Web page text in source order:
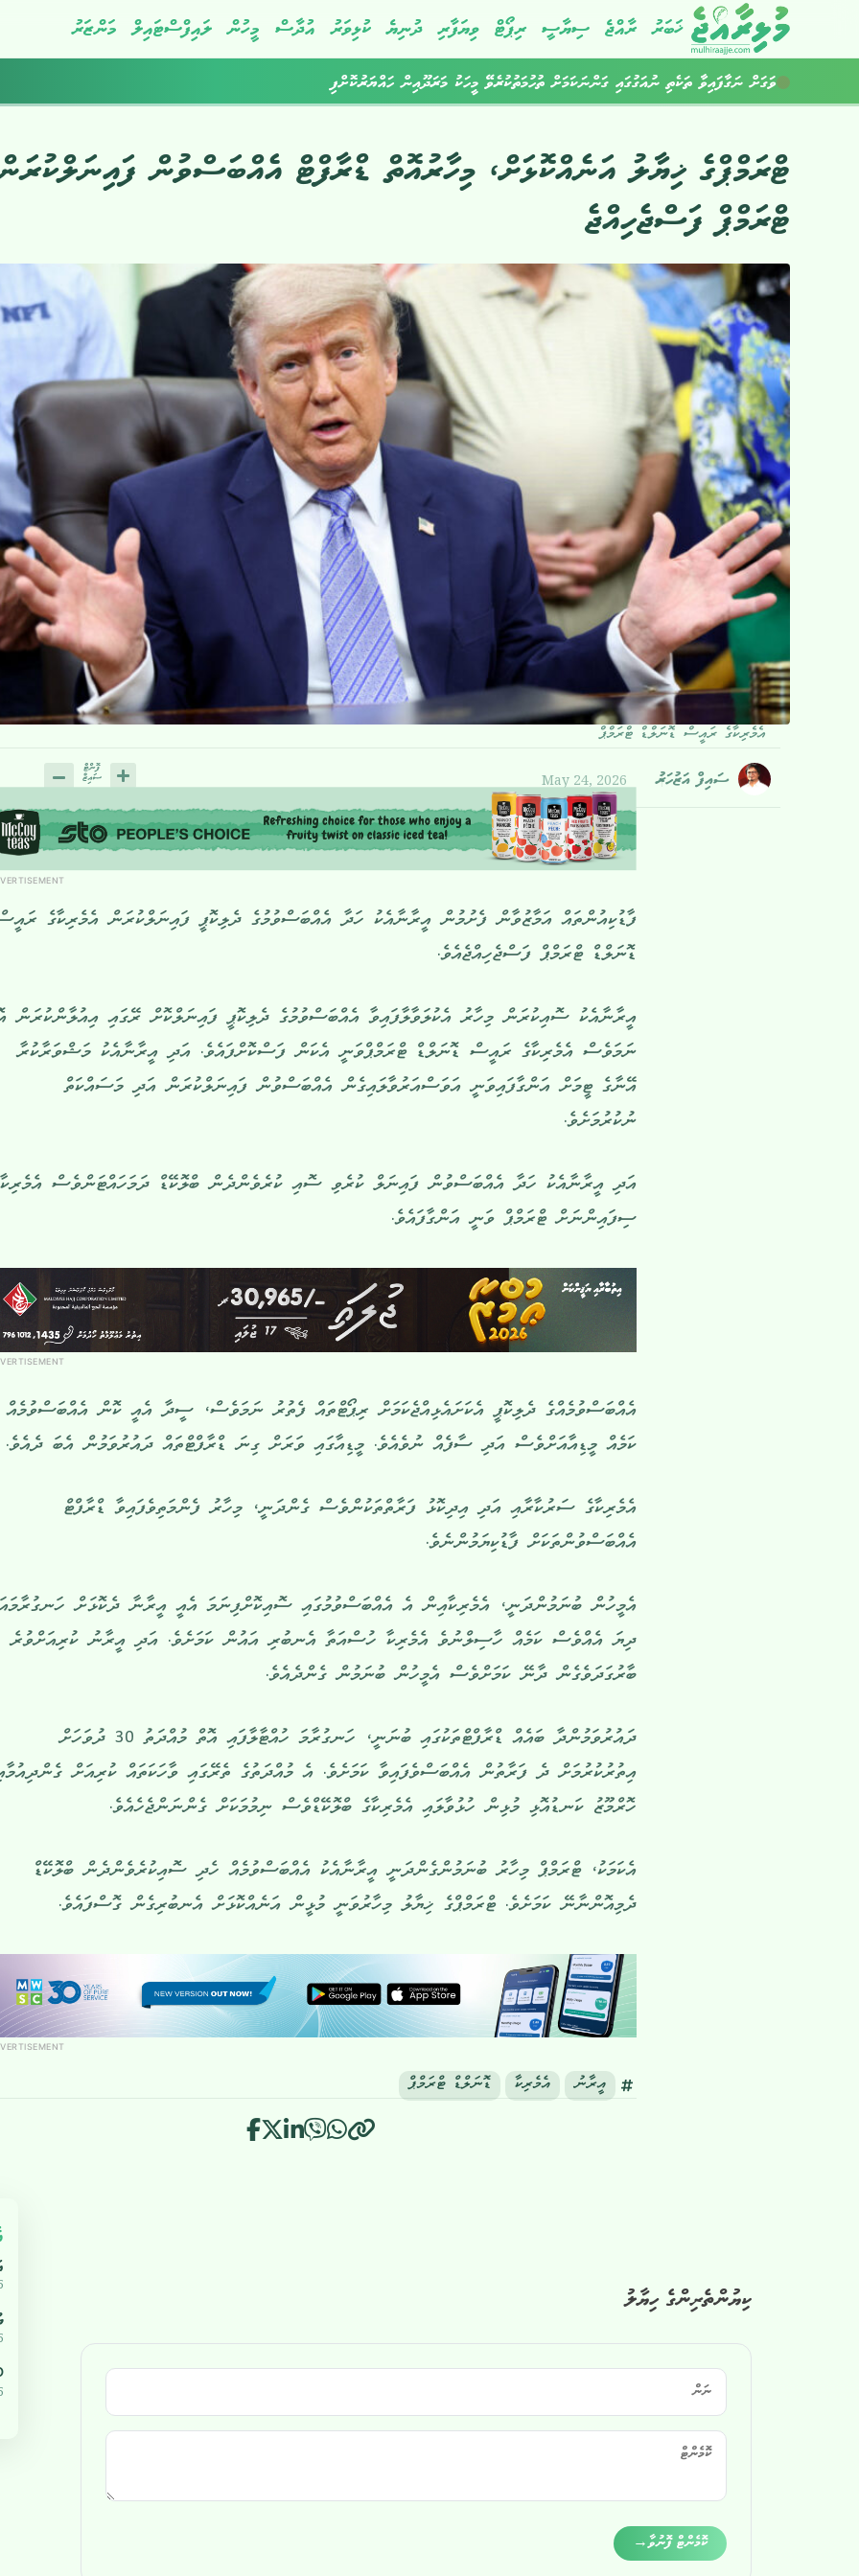
ޚަބަރު ރާއްޖެ ސިޔާސީ ރިޕޯޓް ވިޔަފާރި ދުނިޔެ ކުޅިވަރު އުދާސް މީހުން ލައިފްސްޓައިލް މަންޒަރު
ރާއްޖެ އެތެރެކުރަން އުޅުނު 800 ވޭޕް ކާޓްރިޖް އަތުލައިގެންފި
ވަގަށް ނަގާފައިވާ ތަކެތި ނުއަގުގައި ގަންނަކަމަށް ތުހުމަތުކުރެވޭ މީހަކު މަރަދޫއިން ހައްޔަރުކޮށްފި
ޓްރަމްޕްގެ ޚިޔާލު އަނެއްކޮޅަށް، މިހާރުއޮތް ޑްރާފްޓް އެއްބަސްވުން
ޓްރަމްޕް ފަސްޖެހިއްޖެ
އެމެރިކާގެ ރައީސް ޑޮނަލްޑް ޓްރަމްޕް
ސައިފް އަޒުހަރު May 24, 2026
ފާޑުކިއުންތައް އަމާޒުވާން ފެށުމުން އީރާނާއެކު ހަދާ އެއްބަސްވުމުގެ ދެލިކޮޕީ ފައިނަލްކުރަން އެމެރިކާގެ
ޑޮނަލްޑް ޓްރަމްޕް ފަސްޖެހިއްޖެއެވެ.
އީރާނާއެކު ސޮއިކުރަން މިހާރު އެކުލަވާލާފައިވާ އެއްބަސްވުމުގެ ދެލިކޮޕީ ފައިނަލްކޮށް ރޭގައި އިއުލާންކުރަން
ނަމަވެސް އެމެރިކާގެ ރައީސް ޑޮނަލްޑް ޓްރަމްޕްވަނީ އެކަން ފަސްކޮށްފައެވެ. އަދި އީރާނާއެކު މަޝްވަރާކުރާ
އޭނާގެ ޓީމަށް އަންގާފައިވަނީ އަވަސްއަރުވާލައިގެން އެއްބަސްވުން ފައިނަލްކުރަން އަދި މަސައްކަތް
ނުކުރުމަށެވެ.
އަދި އީރާނާއެކު ހަދާ އެއްބަސްވުން ފައިނަލް ކުރެވި ސޮއި ކުރެވެންދެން ބްލޮކޭޑް ދަމަހައްޓަންވެސް އެމެރިކާ
ސިފައިންނަށް ޓްރަމްޕް ވަނީ އަންގާފައެވެ.
އެއްބަސްވުމެއްގެ ދެލިކޮޕީ އެކަށައެޅިއްޖެކަމަށް ރިޕޯޓްތައް ފެތުރު ނަމަވެސް، ސީދާ އެއީ ކޮން އެއްބަސްވުމެއް
ކަމެއް މީޑިއާއަށްވެސް އަދި ސާފެއް ނުވެއެވެ. މީޑިއާގައި ވަރަށް ގިނަ ޑްރާފްޓްތައް ދައުރުވަމުން އެބަ ދެއެވެ.
އެމެރިކާގެ ސަރުކާރާއި އަދި އިދިކޮޅު ފަރާތްތަކުންވެސް ގެންދަނީ، މިހާރު ފެންމަތިވެފައިވާ ޑްރާފްޓް
އެއްބަސްވުންތަކަށް ފާޑުކިޔަމުންނެވެ.
އެމީހުން ބުނަމުންދަނީ، އެމެރިކާއިން އެ އެއްބަސްވުމުގައި ސޮއިކޮށްފިނަމަ އެއީ އީރާނާ ދެކޮޅަށް
ދިޔަ އެއްވެސް ކަމެއް ހާސިލްނުވެ އެމެރިކާ ހުސްއަތާ އެނބުރި އައުން ކަމަށެވެ. އަދި އީރާނު ކުރިއަށްވުރެ
ބާރުގަދަވެގެން ދާނޭ ކަމަށްވެސް އެމީހުން ބުނަމުން ގެންދެއެވެ.
ދައުރުވަމުންދާ ބައެއް ޑްރާފްޓްތަކުގައި ބުނަނީ، ހަނގުރާމަ ހުއްޓާލާފައި އޮތް މުއްދަތު 30 ދުވަހަށް
އިތުރުކުރުމަށް ދެ ފަރާތުން އެއްބަސްވެފައިވާ ކަމަށެވެ. އެ މުއްދަތުގެ ތެރޭގައި ވާހަކަތައް ކުރިއަށް
ހޮރްމޫޒު ކަނޑުއޮޅި މުޅިން ހުޅުވާލައި އެމެރިކާގެ ބްލޮކޭޑްވެސް ނިމުމަކަށް ގެންނަންޖެހެއެވެ.
އެކަމަކު، ޓްރަމްޕް މިހާރު ބުނަމުންގެންދަނީ އީރާނާއެކު އެއްބަސްވުމެއް ހެދި ސޮއިކުރެވެންދެން ބްލޮކޭޑް
ދެމިއޮންނާނޭ ކަމަށެވެ. ޓްރަމްޕްގެ ޚިޔާލު މިހާރުވަނީ މުޅީން އަނެއްކޮޅަށް އެނބުރިގެން ގޮސްފައެވެ.
އީރާނު އެމެރިކާ ޑޮނަލްޑް ޓްރަމްޕް
ކިޔުންތެރިންގެ ހިޔާލު
ކޮމެންޓް ފޮނުވާ→